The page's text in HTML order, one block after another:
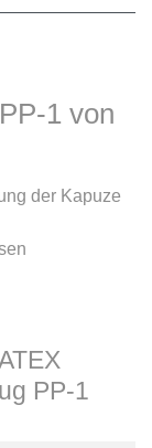
1 von
der Kapuze
PP-1